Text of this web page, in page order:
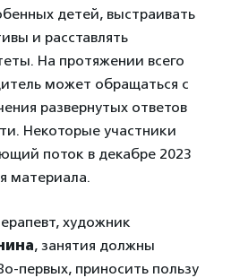
детей, выстраивать
и расставлять
На протяжении всего
может обращаться с
развернутых ответов
Некоторые участники
поток в декабре 2023
материала.
художник
, занятия должны
первых, приносить пользу